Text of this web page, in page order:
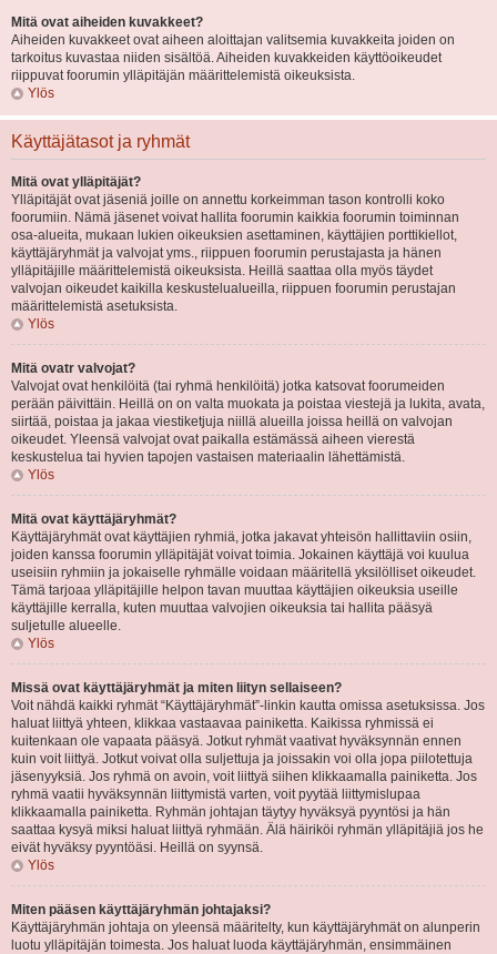
Mitä ovat aiheiden kuvakkeet?
Aiheiden kuvakkeet ovat aiheen aloittajan valitsemia kuvakkeita joiden on
tarkoitus kuvastaa niiden sisältöä. Aiheiden kuvakkeiden käyttöoikeudet
riippuvat foorumin ylläpitäjän määrittelemistä oikeuksista.
Ylös
Käyttäjätasot ja ryhmät
Mitä ovat ylläpitäjät?
Ylläpitäjät ovat jäseniä joille on annettu korkeimman tason kontrolli koko
foorumiin. Nämä jäsenet voivat hallita foorumin kaikkia foorumin toiminnan
osa-alueita, mukaan lukien oikeuksien asettaminen, käyttäjien porttikiellot,
käyttäjäryhmät ja valvojat yms., riippuen foorumin perustajasta ja hänen
ylläpitäjille määrittelemistä oikeuksista. Heillä saattaa olla myös täydet
valvojan oikeudet kaikilla keskustelualueilla, riippuen foorumin perustajan
määrittelemistä asetuksista.
Ylös
Mitä ovatr valvojat?
Valvojat ovat henkilöitä (tai ryhmä henkilöitä) jotka katsovat foorumeiden
perään päivittäin. Heillä on on valta muokata ja poistaa viestejä ja lukita, avata,
siirtää, poistaa ja jakaa viestiketjuja niillä alueilla joissa heillä on valvojan
oikeudet. Yleensä valvojat ovat paikalla estämässä aiheen vierestä
keskustelua tai hyvien tapojen vastaisen materiaalin lähettämistä.
Ylös
Mitä ovat käyttäjäryhmät?
Käyttäjäryhmät ovat käyttäjien ryhmiä, jotka jakavat yhteisön hallittaviin osiin,
joiden kanssa foorumin ylläpitäjät voivat toimia. Jokainen käyttäjä voi kuulua
useisiin ryhmiin ja jokaiselle ryhmälle voidaan määritellä yksilölliset oikeudet.
Tämä tarjoaa ylläpitäjille helpon tavan muuttaa käyttäjien oikeuksia useille
käyttäjille kerralla, kuten muuttaa valvojien oikeuksia tai hallita pääsyä
suljetulle alueelle.
Ylös
Missä ovat käyttäjäryhmät ja miten liityn sellaiseen?
Voit nähdä kaikki ryhmät “Käyttäjäryhmät”-linkin kautta omissa asetuksissa. Jos
haluat liittyä yhteen, klikkaa vastaavaa painiketta. Kaikissa ryhmissä ei
kuitenkaan ole vapaata pääsyä. Jotkut ryhmät vaativat hyväksynnän ennen
kuin voit liittyä. Jotkut voivat olla suljettuja ja joissakin voi olla jopa piilotettuja
jäsenyyksiä. Jos ryhmä on avoin, voit liittyä siihen klikkaamalla painiketta. Jos
ryhmä vaatii hyväksynnän liittymistä varten, voit pyytää liittymislupaa
klikkaamalla painiketta. Ryhmän johtajan täytyy hyväksyä pyyntösi ja hän
saattaa kysyä miksi haluat liittyä ryhmään. Älä häiriköi ryhmän ylläpitäjiä jos he
eivät hyväksy pyyntöäsi. Heillä on syynsä.
Ylös
Miten pääsen käyttäjäryhmän johtajaksi?
Käyttäjäryhmän johtaja on yleensä määritelty, kun käyttäjäryhmät on alunperin
luotu ylläpitäjän toimesta. Jos haluat luoda käyttäjäryhmän, ensimmäinen